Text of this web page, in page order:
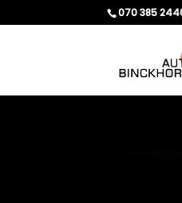
070 385
HOE